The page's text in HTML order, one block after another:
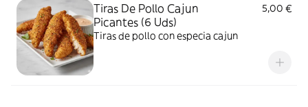
Tiras De Pollo Cajun
Picantes (6 Uds)
5,00 €
Tiras de pollo con especia cajun